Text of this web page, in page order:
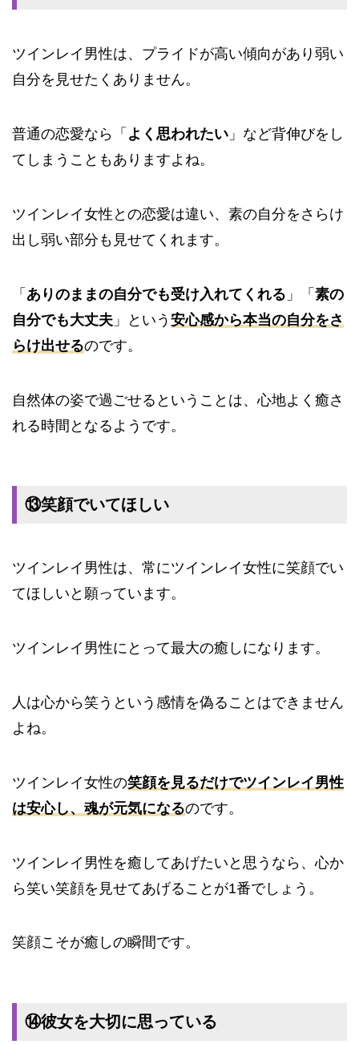
ツインレイ男性は、プライドが高い傾向があり弱い
自分を見せたくありません。
普通の恋愛なら「 よく思われたい 」など背伸びをし
てしまうこともありますよね。
ツインレイ女性との恋愛は違い、素の自分をさらけ
出し弱い部分も見せてくれます。
「 ありのままの自分でも受け入れてくれる 」「 素の
自分でも大丈夫 」という 安心感から本当の自分をさ
らけ出せるのです。
自然体の姿で過ごせるということは、心地よく癒さ
れる時間となるようです。
⑬笑顔でいてほしい
ツインレイ男性は、常にツインレイ女性に笑顔でい
てほしいと願っています。
ツインレイ男性にとって最大の癒しになります。
人は心から笑うという感情を偽ることはできません
よね。
ツインレイ女性の笑顔を見るだけでツインレイ男性
は安心し、魂が元気になるのです。
ツインレイ男性を癒してあげたいと思うなら、心か
ら笑い笑顔を見せてあげることが1番でしょう。
笑顔こそが癒しの瞬間です。
⑭彼女を大切に思っている